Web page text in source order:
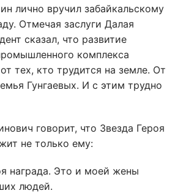
лично вручил забайкальскому
Отмечая заслуги Далая
сказал, что развитие
комплекса
тех, кто трудится на земле. От
Гунгаевых. И с этим трудно
говорит, что Звезда Героя
не только ему:
награда. Это и моей жены
людей.